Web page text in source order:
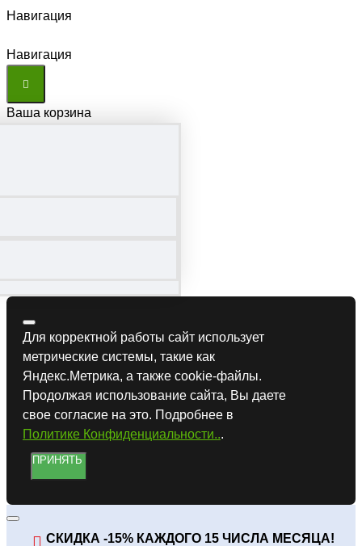
Навигация
Навигация
Ваша корзина
Для корректной работы сайт использует
метрические системы, такие как
Яндекс.Метрика, а также cookie-файлы.
Продолжая использование сайта, Вы даете
свое согласие на это. Подробнее в
Политике Конфиденциальности...
ПРИНЯТЬ
СКИДКА -15% КАЖДОГО 15 ЧИСЛА МЕСЯЦА!